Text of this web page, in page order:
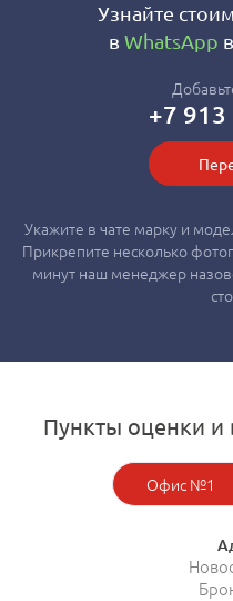
Узнайте
в WhatsApp
+7
Укажите в чате марку и
Прикрепите несколько
минут наш менеджер
Пункты оценки и
Офис №1